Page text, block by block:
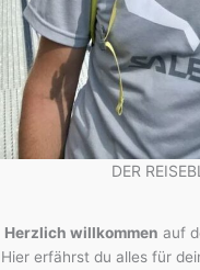
DER
Herzlich willkommen auf
Hier erfährst du alles für